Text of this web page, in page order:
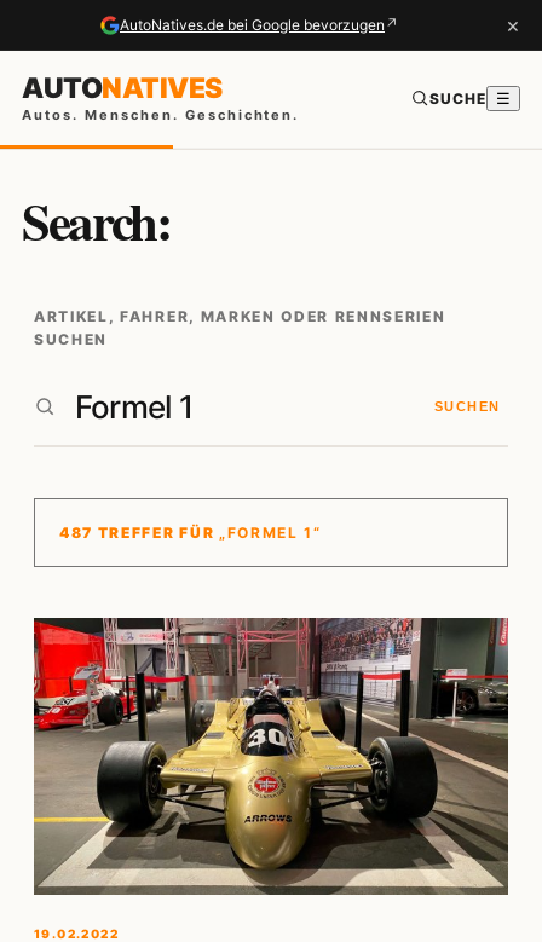
AutoNatives.de bei Google bevorzugen ↗ ×
AUTONATIVES
Autos. Menschen. Geschichten.
SUCHE ☰
Search:
ARTIKEL, FAHRER, MARKEN ODER RENNSERIEN
SUCHEN
SUCHEN
487 TREFFER FÜR „FORMEL 1“
19.02.2022